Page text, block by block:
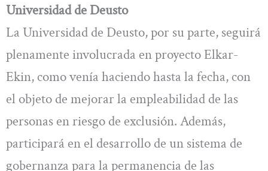
Universidad de Deusto
La Universidad de Deusto, por su parte, seguirá
plenamente involucrada en proyecto Elkar-
Ekin, como venía haciendo hasta la fecha, con
el objeto de mejorar la empleabilidad de las
personas en riesgo de exclusión. Además,
participará en el desarrollo de un sistema de
gobernanza para la permanencia de las